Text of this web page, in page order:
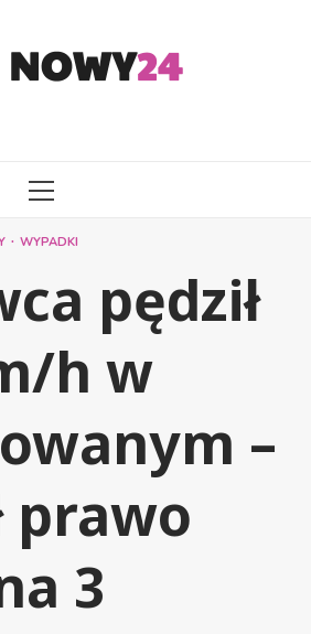
MENU
WYPADKI
pędził
h w
–
prawo
3